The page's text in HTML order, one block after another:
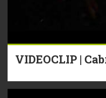
VIDEOCLIP |